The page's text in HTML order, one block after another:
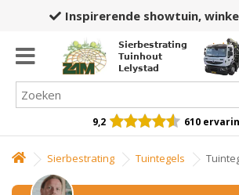
Inspirerende showtuin,
Sierbestrating
Tuinhout
Lelystad
9,2 610
Sierbestrating Tuintegels